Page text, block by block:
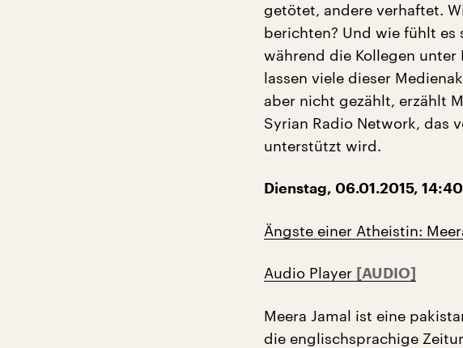
getötet, andere verhaftet.
berichten? Und wie fühlt es
während die Kollegen unter
lassen viele dieser
aber nicht gezählt, erzählt
Syrian Radio Network, das
unterstützt wird.
Dienstag, 06.01.2015,
Ängste einer Atheistin:
Audio Player
Meera Jamal ist eine
die englischsprachige